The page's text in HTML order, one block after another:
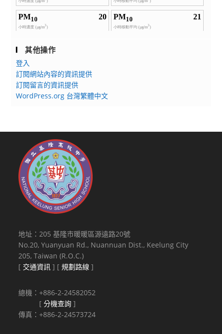
其他操作
登入
訂閱網站內容的資訊提供
訂閱留言的資訊提供
WordPress.org 台灣繁體中文
地址：205 基隆市暖暖區源遠路20號
No.20, Yuanyuan Rd., Nuannuan Dist., Keelung City
205, Taiwan (R.O.C.)
[ 交通資訊 ] [規劃路線 ]
總機：+886-2-24582052
[分機查詢 ]
傳真：+886-2-24573724